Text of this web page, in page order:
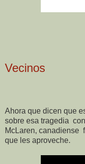
Vecinos
Ahora que dicen que
sobre esa tragedia
McLaren, canadiense
que les aproveche.